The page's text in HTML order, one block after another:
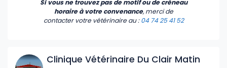
Si vous ne trouvez pas de motif ou de créneau
horaire à votre convenance, merci de
contacter votre vétérinaire au :04 74 25 41 52
Clinique Vétérinaire Du Clair Matin